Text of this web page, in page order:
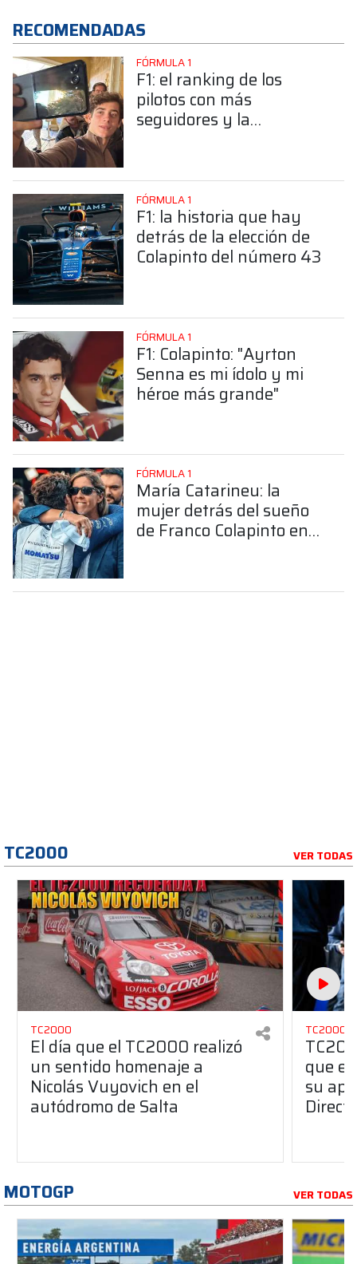
RECOMENDADAS
FÓRMULA 1
F1: el ranking de los
pilotos con más
seguidores y la
FÓRMULA 1
F1: la historia que hay
detrás de la elección de
Colapinto del número 43
FÓRMULA 1
F1: Colapinto: "Ayrton
Senna es mi ídolo y mi
héroe más grande"
FÓRMULA 1
María Catarineu: la
mujer detrás del sueño
de Franco Colapinto en
TC2000 VER TODAS
TC2000
El día que el TC2000 realizó
un sentido homenaje a
Nicolás Vuyovich en el
autódromo de Salta
TC2000
que el
su
MOTOGP VER TODAS